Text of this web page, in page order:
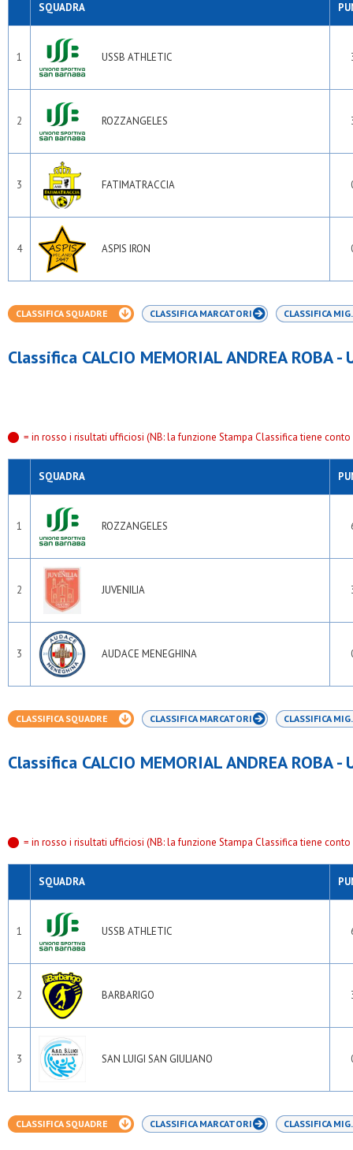
SQUADRA
1 USSB ATHLETIC
2 ROZZANGELES
3 FATIMATRACCIA
4 ASPIS IRON
CLASSIFICA SQUADRE CLASSIFICA MARCATORI CLASSIFICA
Classifica CALCIO MEMORIAL ANDREA ROBA -
= in rosso i risultati ufficiosi (NB: la funzione Stampa Classifica tiene
SQUADRA
1 ROZZANGELES
2 JUVENILIA
3 AUDACE MENEGHINA
CLASSIFICA SQUADRE CLASSIFICA MARCATORI CLASSIFICA
Classifica CALCIO MEMORIAL ANDREA ROBA -
= in rosso i risultati ufficiosi (NB: la funzione Stampa Classifica tiene
SQUADRA
1 USSB ATHLETIC
2 BARBARIGO
3 SAN LUIGI SAN GIULIANO
CLASSIFICA SQUADRE CLASSIFICA MARCATORI CLASSIFICA